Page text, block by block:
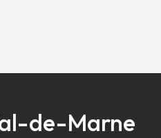
de-Marne